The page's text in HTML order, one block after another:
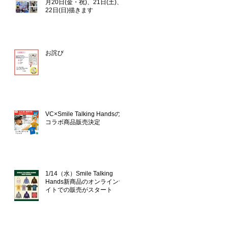
月20日(金・祝)、21日(土)、
22日(日)描きます
お詫び
VC×Smile Talking Handsの
コラボ商品販売決定
1/14（水）Smile Talking
Hands新商品のオンラインサ
イトでの販売がスタート